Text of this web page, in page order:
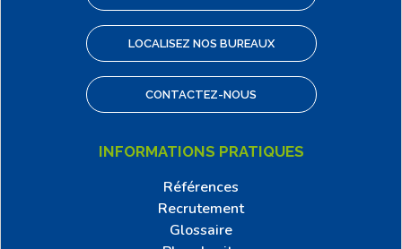
LOCALISEZ NOS BUREAUX
CONTACTEZ-NOUS
INFORMATIONS PRATIQUES
Références
Recrutement
Glossaire